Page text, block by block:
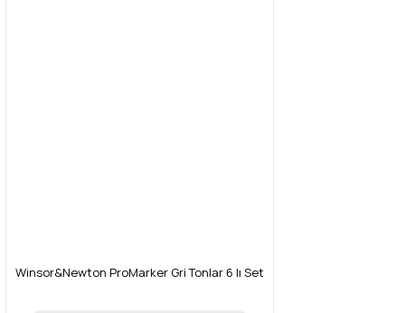
Winsor&Newton ProMarker Gri Tonlar 6 lı Set